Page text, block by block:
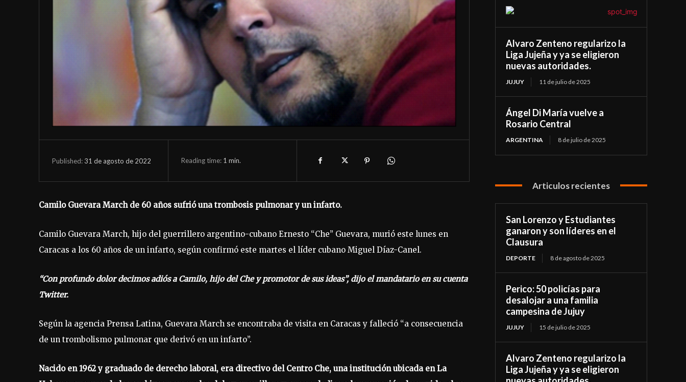
Published:31 de agosto de 2022 Reading time: 1 min.
Camilo Guevara March de 60 años sufrió una trombosis pulmonar y un infarto.
Camilo Guevara March, hijo del guerrillero argentino-cubano Ernesto “Che” Guevara, murió este lunes en
Caracas a los 60 años de un infarto, según confirmó este martes el líder cubano Miguel Díaz-Canel.
“Con profundo dolor decimos adiós a Camilo, hijo del Che y promotor de sus ideas”, dijo el mandatario en su cuenta
Twitter.
Según la agencia Prensa Latina, Guevara March se encontraba de visita en Caracas y falleció “a consecuencia
de un trombolismo pulmonar que derivó en un infarto”.
Nacido en 1962 y graduado de derecho laboral, era directivo del Centro Che, una institución ubicada en La
Alvaro Zenteno regularizo la
Liga Jujeña y ya se eligieron
nuevas autoridades.
JUJUY 11 de julio de 2025
Ángel Di María vuelve a
Rosario Central
ARGENTINA 8 de julio de 2025
Articulos recientes
San Lorenzo y Estudiantes
ganaron y son líderes en el
Clausura
DEPORTE 8 de agosto de 2025
Perico: 50 policías para
desalojar a una familia
campesina de Jujuy
JUJUY 15 de julio de 2025
Alvaro Zenteno regularizo la
Liga Jujeña y ya se eligieron